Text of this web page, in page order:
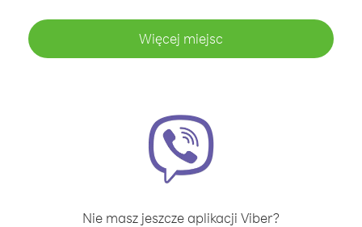
Więcej miejsc
Nie masz jeszcze aplikacji Viber?